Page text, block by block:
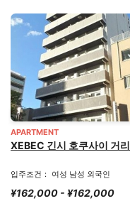
APARTMENT
XEBEC 긴시 호쿠사이 거리
입주조건： 여성 남성 외국인
¥162,000 - ¥162,000